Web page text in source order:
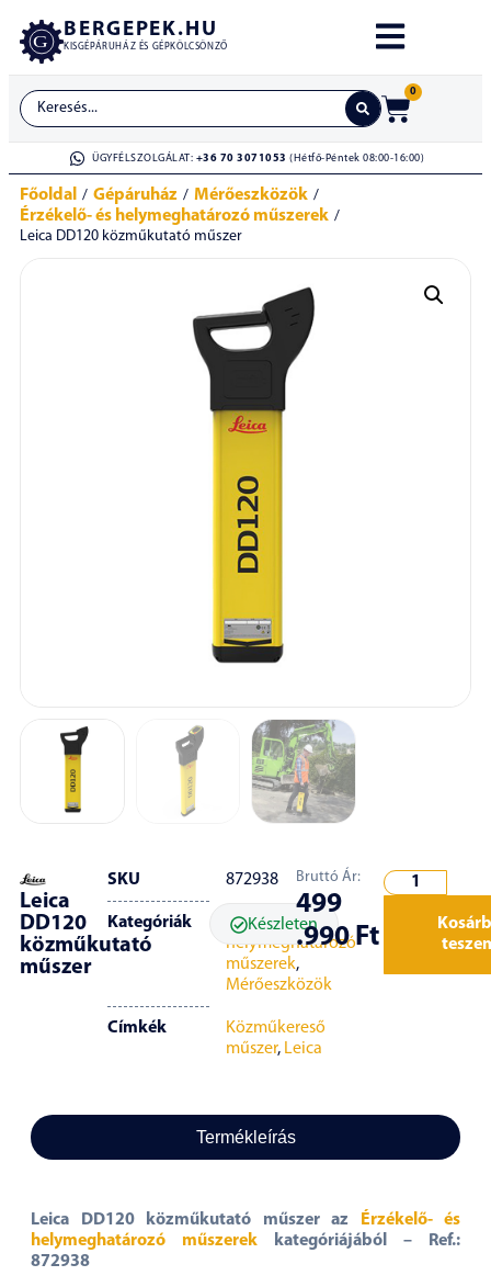
BERGEPEK.HU
KISGÉPÁRUHÁZ ÉS GÉPKÖLCSÖNZŐ
0
ÜGYFÉLSZOLGÁLAT: +36 70 3071053 (Hétfő-Péntek 08:00-16:00)
Főoldal / Gépáruház / Mérőeszközök /
Érzékelő- és helymeghatározó műszerek /
Leica DD120 közműkutató műszer
Leica
DD120
közműkutató
műszer
SKU 872938
Kategóriák
Érzékelő- és
helymeghatározó
műszerek,
Mérőeszközök
Címkék
Közműkereső
műszer, Leica
Készleten
Bruttó Ár:
499
.990Ft
Termékleírás
Leica DD120 közműkutató műszer az
Érzékelő- és
helymeghatározó műszerek kategóriájából – Ref.:
872938